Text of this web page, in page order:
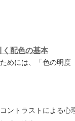
く配色の基本
めには、「色の明度
ントラストによる心